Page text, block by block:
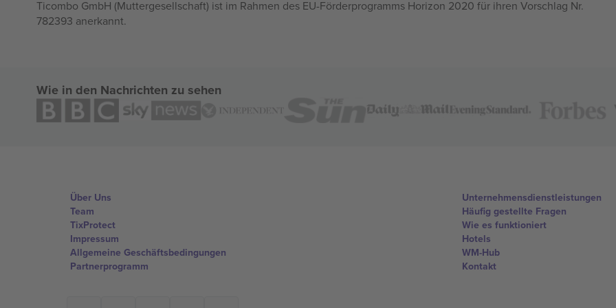
Ticombo GmbH (Muttergesellschaft) ist im Rahmen des EU-Förderprogramms Horizon 2020 für ihren Vorschlag Nr.
782393 anerkannt.
Wie in den Nachrichten zu sehen
Über Uns
Team
TixProtect
Impressum
Allgemeine Geschäftsbedingungen
Partnerprogramm
Unternehmensdienstleistungen
Häufig gestellte Fragen
Wie es funktioniert
Hotels
WM-Hub
Kontakt